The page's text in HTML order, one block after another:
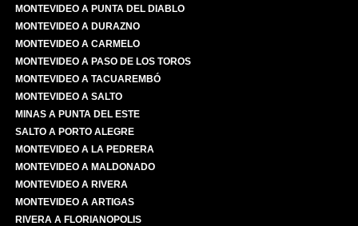
MONTEVIDEO A PUNTA DEL DIABLO
MONTEVIDEO A DURAZNO
MONTEVIDEO A CARMELO
MONTEVIDEO A PASO DE LOS TOROS
MONTEVIDEO A TACUAREMBÓ
MONTEVIDEO A SALTO
MINAS A PUNTA DEL ESTE
SALTO A PORTO ALEGRE
MONTEVIDEO A LA PEDRERA
MONTEVIDEO A MALDONADO
MONTEVIDEO A RIVERA
MONTEVIDEO A ARTIGAS
RIVERA A FLORIANOPOLIS